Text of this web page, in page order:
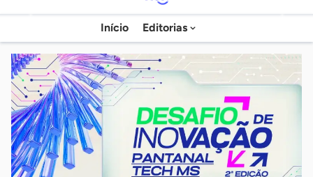
Agência
Sebrae
de
Notícias
Início Editorias
chave